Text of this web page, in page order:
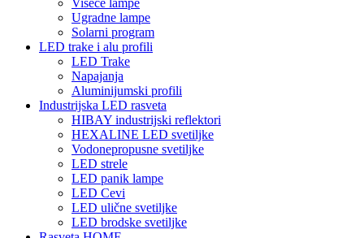
Viseće lampe
Ugradne lampe
Solarni program
LED trake i alu profili
LED Trake
Napajanja
Aluminijumski profili
Industrijska LED rasveta
HIBAY industrijski reflektori
HEXALINE LED svetiljke
Vodonepropusne svetiljke
LED strele
LED panik lampe
LED Cevi
LED ulične svetiljke
LED brodske svetiljke